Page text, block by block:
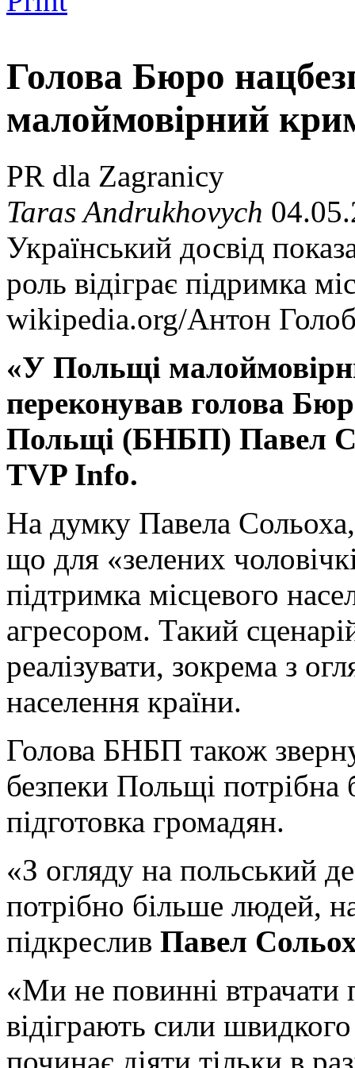
Голова Бюро
малоймовірний
PR dla Zagranicy
Taras Andrukhovych
Український досвід
роль відіграє підримка
wikipedia.org/Антон
«У Польщі
переконував голова
Польщі (БНБП) Павел
TVP Info.
На думку Павела Сольоха,
що для «зелених
підтримка місцевого
агресором. Такий
реалізувати, зокрема з
населення країни.
Голова БНБП також
безпеки Польщі потрібна
підготовка громадян.
«З огляду на польський
потрібно більше людей,
підкреслив Павел
«Ми не повинні втрачати
відіграють сили
починає діяти тільки в